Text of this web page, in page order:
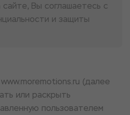
Вы соглашаетесь с
и защиты
(далее
или раскрыть
пользователем